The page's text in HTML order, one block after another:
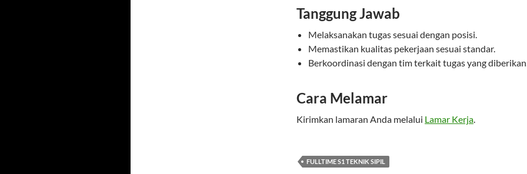
Tanggung Jawab
Melaksanakan tugas sesuai dengan posisi.
Memastikan kualitas pekerjaan sesuai standar.
Berkoordinasi dengan tim terkait tugas yang
Cara Melamar
Kirimkan lamaran Anda melalui Lamar Kerja.
FULLTIME S1 TEKNIK SIPIL